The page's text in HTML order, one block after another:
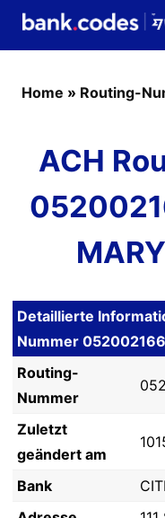
Home » Routing-
ACH
Detaillierte
Nummer 052002166
Routing-
Nummer
Zuletzt
geändert am
Bank